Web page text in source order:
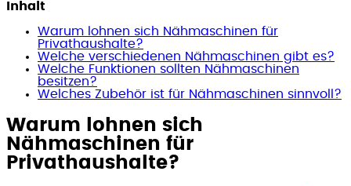
Inhalt
Warum lohnen sich Nähmaschinen für
Privathaushalte?
Welche verschiedenen Nähmaschinen gibt es?
Welche Funktionen sollten Nähmaschinen
besitzen?
Welches Zubehör ist für Nähmaschinen sinnvoll?
Warum lohnen sich
Nähmaschinen für
Privathaushalte?